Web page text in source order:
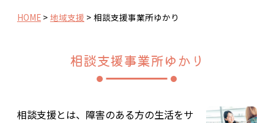
里親支援センターしが 湖南支部
HOME > 地域支援 > 相談支援事業所ゆかり
相談支援事業所ゆかり
相談支援とは、障害のある方の生活をサ